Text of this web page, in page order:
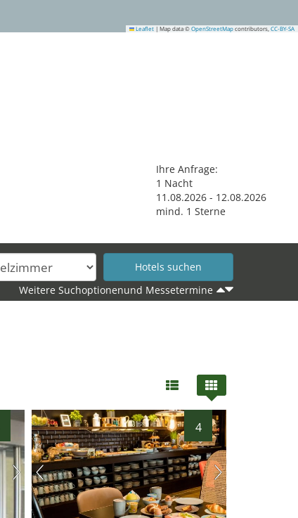
Leaflet | Map data © OpenStreetMap contributors, CC-BY-SA
Ihre Anfrage:
1 Nacht
11 .08.2026 - 12.08.2026
mind. 1 Sterne
Weitere Suchoptionenund Messetermine
4